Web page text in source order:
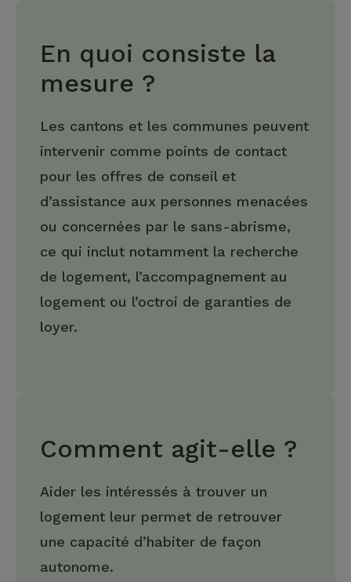
En quoi consiste la
mesure ?
Les cantons et les communes peuvent
intervenir comme points de contact
pour les offres de conseil et
d’assistance aux personnes menacées
ou concernées par le sans-abrisme,
ce qui inclut notamment la recherche
de logement, l’accompagnement au
logement ou l’octroi de garanties de
loyer.
Comment agit-elle ?
Aider les intéressés à trouver un
logement leur permet de retrouver
une capacité d’habiter de façon
autonome.